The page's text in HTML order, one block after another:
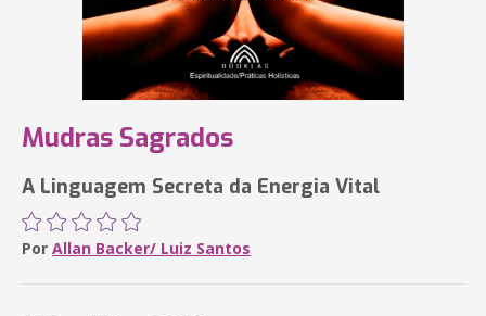
Mudras Sagrados
A Linguagem Secreta da Energia Vital
Por Allan Backer/ Luiz Santos